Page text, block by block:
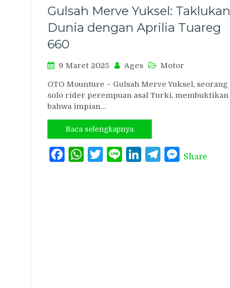
Gulsah Merve Yuksel: Taklukan
Dunia dengan Aprilia Tuareg
660
9 Maret 2025 Ages Motor
OTO Mounture – Gulsah Merve Yuksel, seorang
solo rider perempuan asal Turki, membuktikan
bahwa impian…
Baca selengkapnya
FacebookWhatsAppTwitterLine LinkedInTelegramMessenger
Share